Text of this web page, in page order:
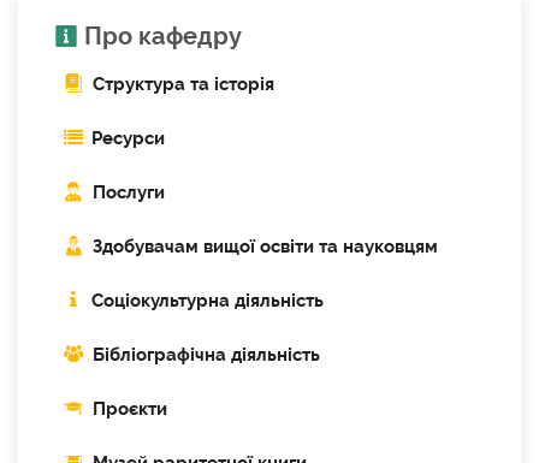
Про кафедру
Структура та історія
Ресурси
Послуги
Здобувачам вищої освіти та науковцям
Соціокультурна діяльність
Бібліографічна діяльність
Проєкти